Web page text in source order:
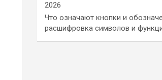
2026
Что означают кнопки и
расшифровка символов и